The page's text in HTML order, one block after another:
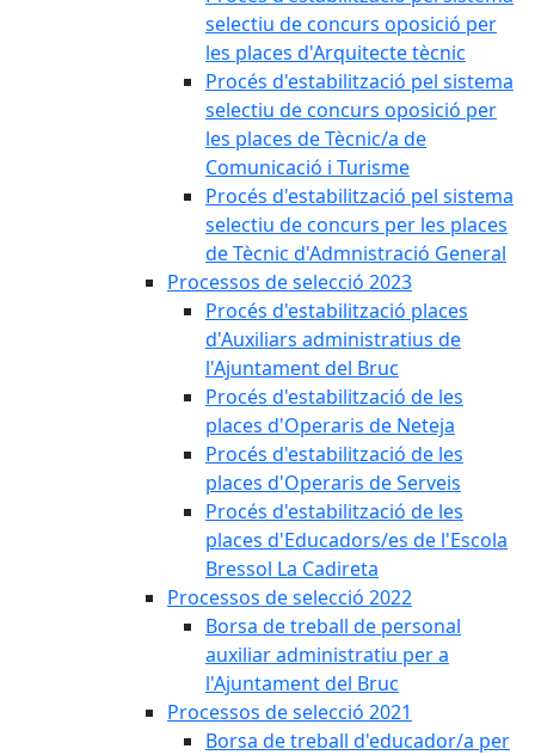
selectiu de concurs oposició per
les places d'Arquitecte tècnic
Procés d'estabilització pel sistema
selectiu de concurs oposició per
les places de Tècnic/a de
Comunicació i Turisme
Procés d'estabilització pel sistema
selectiu de concurs per les places
de Tècnic d'Admnistració General
Processos de selecció 2023
Procés d'estabilització places
d'Auxiliars administratius de
l'Ajuntament del Bruc
Procés d'estabilització de les
places d'Operaris de Neteja
Procés d'estabilització de les
places d'Operaris de Serveis
Procés d'estabilització de les
places d'Educadors/es de l'Escola
Bressol La Cadireta
Processos de selecció 2022
Borsa de treball de personal
auxiliar administratiu per a
l'Ajuntament del Bruc
Processos de selecció 2021
Borsa de treball d'educador/a per